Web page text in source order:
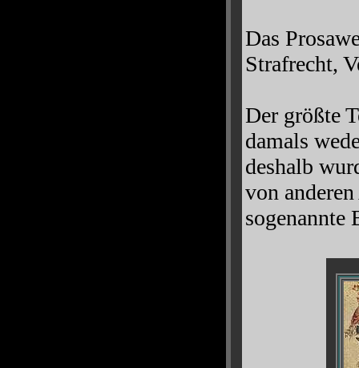
Das
Strafrecht,
Der größte
damals
deshalb
von
sogenannte